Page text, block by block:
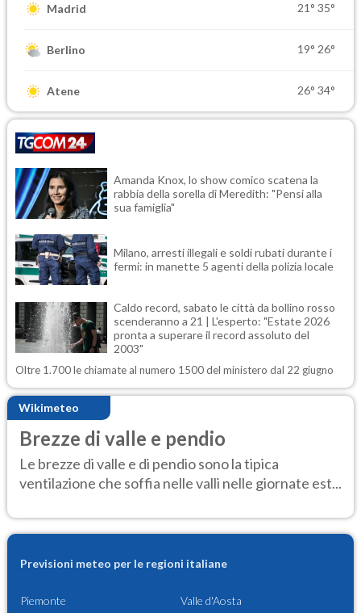
Madrid 21° 35°
Berlino 19° 26°
Atene 26° 34°
Amanda Knox, lo show comico scatena la
rabbia della sorella di Meredith: "Pensi alla
sua famiglia"
Milano, arresti illegali e soldi rubati durante i
fermi: in manette 5 agenti della polizia locale
Caldo record, sabato le città da bollino rosso
scenderanno a 21 | L'esperto: "Estate 2026
pronta a superare il record assoluto del
2003"
Oltre 1.700 le chiamate al numero 1500 del ministero dal 22 giugno
Wikimeteo
Brezze di valle e pendio
Le brezze di valle e di pendio sono la tipica
ventilazione che soffia nelle valli nelle giornate est...
Previsioni meteo per le regioni italiane
Piemonte Valle d'Aosta